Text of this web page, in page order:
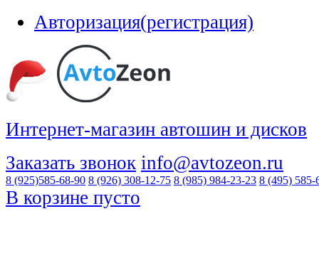
Авторизация(регистрация)
Интернет-магазин автошин и дисков
Заказать звонок info@avtozeon.ru
8 (925)585-68-90 8 (926) 308-12-75 8 (985) 984-23-23 8 (495) 585-
В корзине пусто